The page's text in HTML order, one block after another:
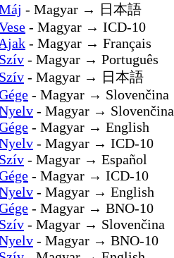
- Magyar → 日本語
- Magyar → ICD-10
- Magyar → Français
- Magyar → Português
- Magyar → 日本語
- Magyar → Slovenčina
- Magyar → Slovenčina
- Magyar → English
- Magyar → ICD-10
- Magyar → Español
- Magyar → ICD-10
- Magyar → English
- Magyar → BNO-10
- Magyar → Slovenčina
- Magyar → BNO-10